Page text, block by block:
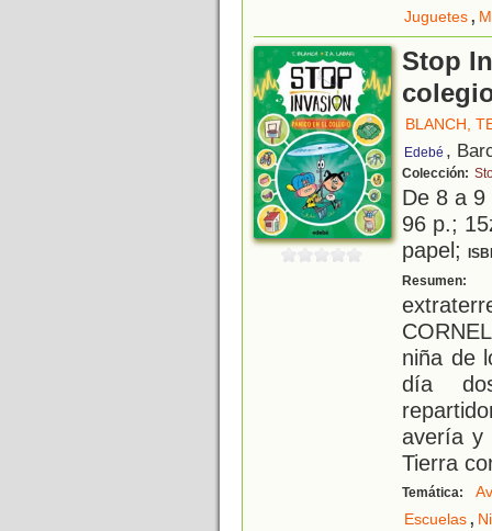
Juguetes,
Stop
BLANCH,
Edebé ,
Colección:
De 8 a
96 p.;
papel;
Resumen:
niña de
día
avería y
Tierra
Temática:
Escuelas,